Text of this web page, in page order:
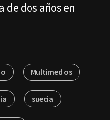
de dos años en
Multimedios
suecia